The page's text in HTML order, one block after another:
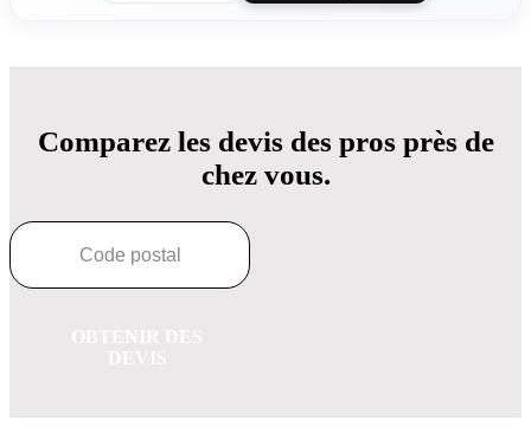
Comparez les devis des pros près de
chez vous.